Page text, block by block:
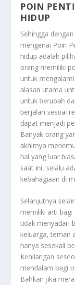
POIN
HIDUP
Sehingga
mengenai Poin
hidup adalah
orang memiliki
untuk
alasan utama
untuk berubah
berjalan sesuai
dapat menjadi
Banyak orang
akhirnya
hal yang luar
saat ini, selalu
kebahagiaan di
Selanjutnya
memiliki arti bagi
tidak menyadari
keluarga, teman
hanya sesekali
Kehilangan
mendalam bagi
Bahkan jika